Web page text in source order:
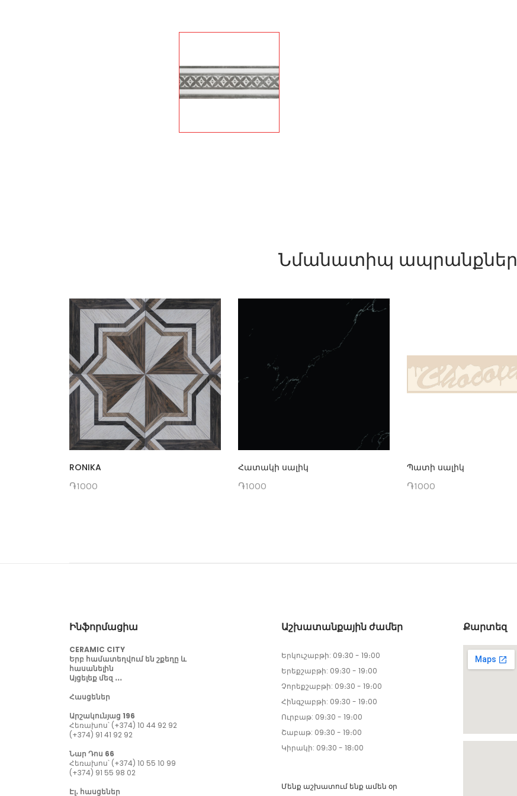
Նմանատիպ ապրանքներ
RONIKA
֏1000
Հատակի սալիկ
֏1000
Պատի սալիկ
֏1000
Ինֆորմացիա
CERAMIC CITY
Երբ համատեղվում են շքեղը և
հասանելին
Այցելեք մեզ ․․․
Հասցեներ
Արշակունյաց 196
Հեռախոս՝ (+374) 10 44 92 92
(+374) 91 41 92 92
Նար Դոս 66
Հեռախոս՝ (+374) 10 55 10 99
(+374) 91 55 98 02
Էլ․ հասցեներ
Աշխատանքային ժամեր
Երկուշաբթի: 09։30 - 19։00
Երեքշաբթի: 09։30 - 19։00
Չորեքշաբթի: 09։30 - 19։00
Հինգշաբթի: 09։30 - 19։00
Ուրբաթ: 09։30 - 19։00
Շաբաթ: 09։30 - 19։00
Կիրակի: 09։30 - 18։00
Մենք աշխատում ենք ամեն օր
Քարտեզ